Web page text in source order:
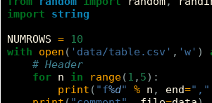
import
string
NUMROWS = 10
with
open ( 'data/table.csv' , 'w' )
# Header
for n in range(1 , 5):
print ( "f%d" % n , end=","